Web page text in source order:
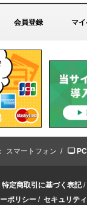
会員登録 マ
スマートフォン / PC
特定商取引に基づく表記/
ポリシー/ セキュリテ